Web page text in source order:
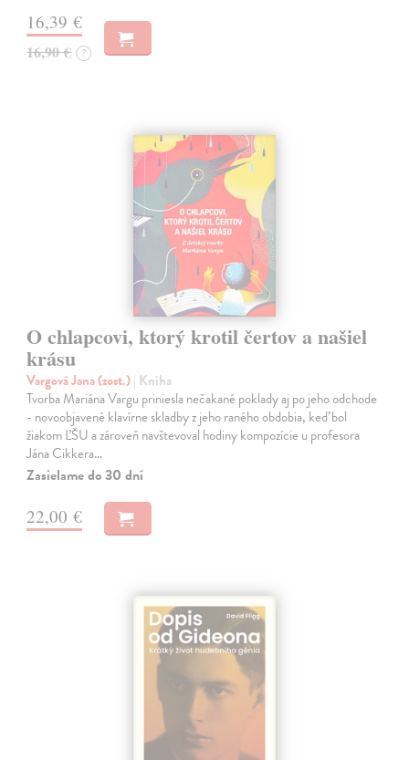
16,39 €
16,90 € ?
O chlapcovi, ktorý krotil čertov a našiel
krásu
Vargová Jana (zost.)| Kniha
Tvorba Mariána Vargu priniesla nečakané poklady aj po jeho odchode
- novoobjavené klavírne skladby z jeho raného obdobia, keď bol
žiakom ĽŠU a zároveň navštevoval hodiny kompozície u profesora
Jána Cikkera…
Zasielame do 30 dní
22,00 €